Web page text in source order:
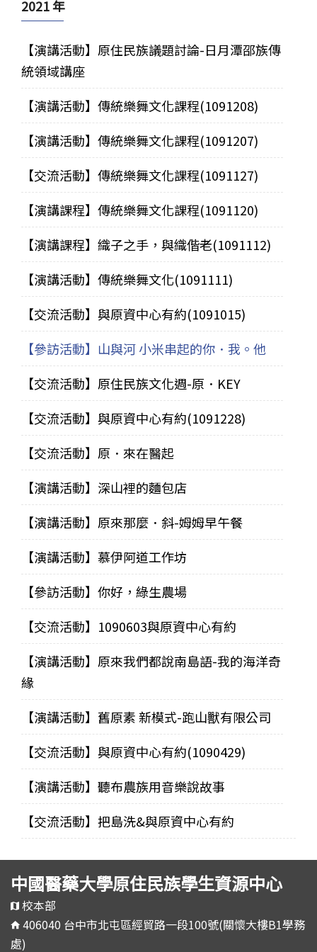
2021 年
【演講活動】原住民族議題討論-日月潭邵族傳
統領域講座
【演講活動】傳統樂舞文化課程(1091208)
【演講活動】傳統樂舞文化課程(1091207)
【交流活動】傳統樂舞文化課程(1091127)
【演講課程】傳統樂舞文化課程(1091120)
【演講課程】織子之手，與織偕老(1091112)
【演講活動】傳統樂舞文化(1091111)
【交流活動】與原資中心有約(1091015)
【參訪活動】山與河 小米串起的你．我。他
【交流活動】原住民族文化週-原．KEY
【交流活動】與原資中心有約(1091228)
【交流活動】原．來在醫起
【演講活動】深山裡的麵包店
【演講活動】原來那麼．斜-姆姆早午餐
【演講活動】慕伊阿道工作坊
【參訪活動】你好，綠生農場
【交流活動】1090603與原資中心有約
【演講活動】原來我們都說南島語-我的海洋奇
緣
【演講活動】舊原素 新模式-跑山獸有限公司
【交流活動】與原資中心有約(1090429)
【演講活動】聽布農族用音樂說故事
【交流活動】把島洗&與原資中心有約
中國醫藥大學原住民族學生資源中心
校本部
406040 台中市北屯區經貿路一段100號(關懷大樓B1學務
處)